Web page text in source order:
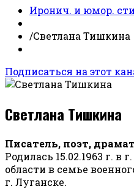
Иронич. и юмор.
/Светлана Тишкина
Подписаться на этот
Светлана Тишкина
Писатель, поэт,
Родилась 15.02.1963 г. в
области в семье
г. Луганске.